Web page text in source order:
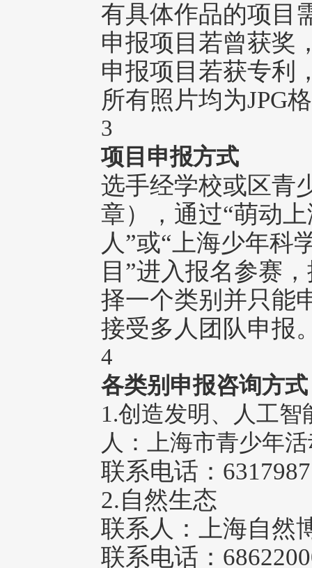
有具体作品的项目
申报项目若曾获奖
申报项目若获专利
所有照片均为JPG
3
项目申报方式
选手经学校或区青
章），通过“萌动
人”或“上海少年
目”进入报名参赛
择一个类别并只能
接受多人团队申报
4
各类别申报咨询方式
1.创造发明、人工
人：上海市青少年
联系电话：
2.自然生态
联系人： 上海自然
联系电话：